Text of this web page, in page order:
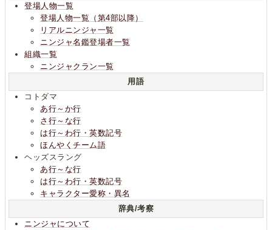
登場人物一覧
登場人物一覧（第4部以降）
リアルニンジャ一覧
ニンジャ名鑑登場者一覧
組織一覧
ニンジャクラン一覧
用語
コトダマ
あ行～か行
さ行～な行
は行～わ行・英数記号
ほんやくチーム語
ヘッズスラング
あ行～な行
は行～わ行・英数記号
キャラクター愛称・異名
辞典/考察
ニンジャについて